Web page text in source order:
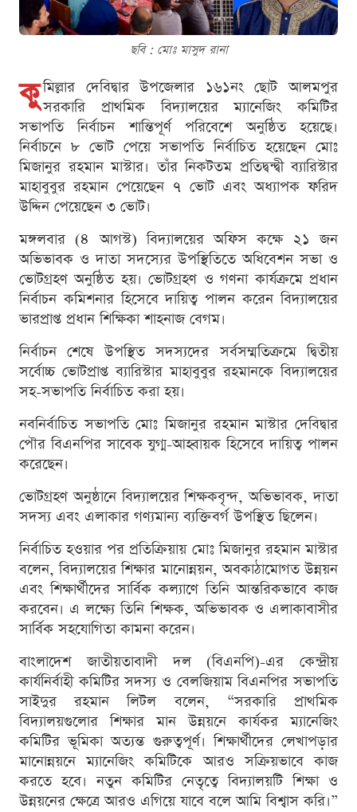
ছবি : মোঃ মাসুদ রানা
কু মিল্লার দেবিদ্বার উপজেলার ১৬১নং ছোট আলমপুর
সরকারি প্রাথমিক বিদ্যালয়ের ম্যানেজিং কমিটির
সভাপতি নির্বাচন শান্তিপূর্ণ পরিবেশে অনুষ্ঠিত হয়েছে।
নির্বাচনে ৮ ভোট পেয়ে সভাপতি নির্বাচিত হয়েছেন মোঃ
মিজানুর রহমান মাস্টার। তাঁর নিকটতম প্রতিদ্বন্দ্বী ব্যারিস্টার
মাহাবুবুর রহমান পেয়েছেন ৭ ভোট এবং অধ্যাপক ফরিদ
উদ্দিন পেয়েছেন ৩ ভোট।
মঙ্গলবার (৪ আগস্ট) বিদ্যালয়ের অফিস কক্ষে ২১ জন
অভিভাবক ও দাতা সদস্যের উপস্থিতিতে অধিবেশন সভা ও
ভোটগ্রহণ অনুষ্ঠিত হয়। ভোটগ্রহণ ও গণনা কার্যক্রমে প্রধান
নির্বাচন কমিশনার হিসেবে দায়িত্ব পালন করেন বিদ্যালয়ের
ভারপ্রাপ্ত প্রধান শিক্ষিকা শাহনাজ বেগম।
নির্বাচন শেষে উপস্থিত সদস্যদের সর্বসম্মতিক্রমে দ্বিতীয়
সর্বোচ্চ ভোটপ্রাপ্ত ব্যারিস্টার মাহাবুবুর রহমানকে বিদ্যালয়ের
সহ-সভাপতি নির্বাচিত করা হয়।
নবনির্বাচিত সভাপতি মোঃ মিজানুর রহমান মাস্টার দেবিদ্বার
পৌর বিএনপির সাবেক যুগ্ম-আহ্বায়ক হিসেবে দায়িত্ব পালন
করেছেন।
ভোটগ্রহণ অনুষ্ঠানে বিদ্যালয়ের শিক্ষকবৃন্দ, অভিভাবক, দাতা
সদস্য এবং এলাকার গণ্যমান্য ব্যক্তিবর্গ উপস্থিত ছিলেন।
নির্বাচিত হওয়ার পর প্রতিক্রিয়ায় মোঃ মিজানুর রহমান মাস্টার
বলেন, বিদ্যালয়ের শিক্ষার মানোন্নয়ন, অবকাঠামোগত উন্নয়ন
এবং শিক্ষার্থীদের সার্বিক কল্যাণে তিনি আন্তরিকভাবে কাজ
করবেন। এ লক্ষ্যে তিনি শিক্ষক, অভিভাবক ও এলাকাবাসীর
সার্বিক সহযোগিতা কামনা করেন।
বাংলাদেশ জাতীয়তাবাদী দল (বিএনপি)-এর কেন্দ্রীয়
কার্যনির্বাহী কমিটির সদস্য ও বেলজিয়াম বিএনপির সভাপতি
সাইদুর রহমান লিটল বলেন, “সরকারি প্রাথমিক
বিদ্যালয়গুলোর শিক্ষার মান উন্নয়নে কার্যকর ম্যানেজিং
কমিটির ভূমিকা অত্যন্ত গুরুত্বপূর্ণ। শিক্ষার্থীদের লেখাপড়ার
মানোন্নয়নে ম্যানেজিং কমিটিকে আরও সক্রিয়ভাবে কাজ
করতে হবে। নতুন কমিটির নেতৃত্বে বিদ্যালয়টি শিক্ষা ও
উন্নয়নের ক্ষেত্রে আরও এগিয়ে যাবে বলে আমি বিশ্বাস করি।”